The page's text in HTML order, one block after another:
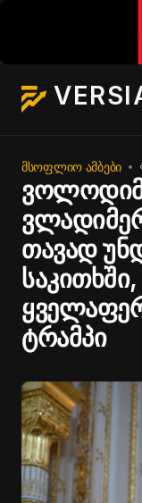
ᲛᲡᲝᲤᲚᲘᲝ ᲐᲛᲑᲔᲑᲘ
თავად
ტრამპი